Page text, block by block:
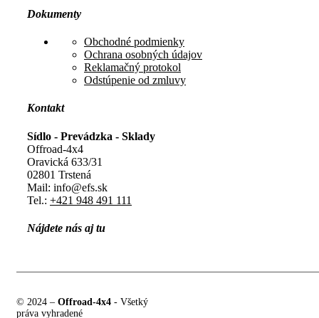
Dokumenty
Obchodné podmienky
Ochrana osobných údajov
Reklamačný protokol
Odstúpenie od zmluvy
Kontakt
Sídlo - Prevádzka - Sklady
Offroad-4x4
Oravická 633/31
02801 Trstená
Mail: info@efs.sk
Tel.: +421 948 491 111
Nájdete nás aj tu
© 2024 – Offroad-4x4 - Všetký
práva vyhradené